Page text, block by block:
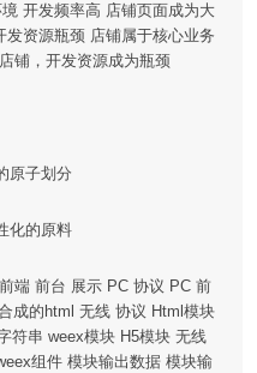
开发频率高 店铺页面成为大
资源瓶颈 店铺属于核心业务
铺，开发资源成为瓶颈
原子划分
化的原料
端 前台 展示 PC 协议 PC 前
成的html 无线 协议 Html模块
符串 weex模块 H5模块 无线
组件 模块输出数据 模块输